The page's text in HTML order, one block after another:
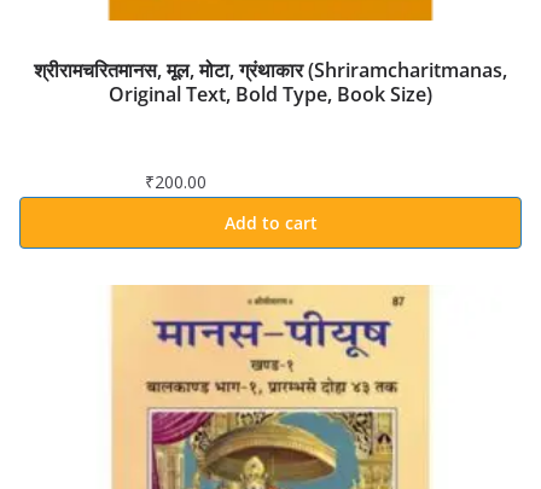
श्रीरामचरितमानस, मूल, मोटा, ग्रंथाकार (Shriramcharitmanas,
Original Text, Bold Type, Book Size)
₹200.00
Add to cart